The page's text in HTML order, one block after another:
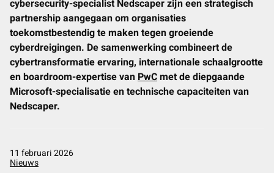
Inspiratie
Podcast
LinkedIn
Over ons
Contact
Nederlands
cybersecurity-specialist Nedscaper zijn een strategisch
partnership aangegaan om organisaties
toekomstbestendig te maken tegen groeiende
cyberdreigingen. De samenwerking combineert de
cybertransformatie ervaring, internationale schaalgrootte
en boardroom-expertise vanPwCmet de diepgaande
Microsoft-specialisatie en technische capaciteiten van
Nedscaper.
11 februari 2026
Nieuws